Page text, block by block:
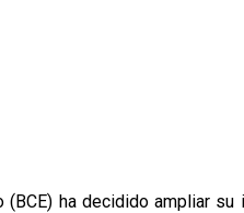
ha decidido ampliar